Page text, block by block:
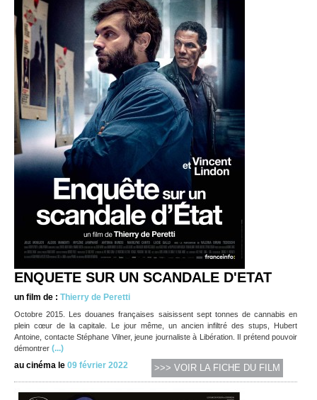
ENQUETE SUR UN SCANDALE D'ETAT
un film de : Thierry de Peretti
Octobre 2015. Les douanes françaises saisissent sept tonnes de cannabis en
plein cœur de la capitale. Le jour même, un ancien infiltré des stups, Hubert
Antoine, contacte Stéphane Vilner, jeune journaliste à Libération. Il prétend pouvoir
démontrer (...)
au cinéma le 09 février 2022 >>> VOIR LA FICHE DU FILM